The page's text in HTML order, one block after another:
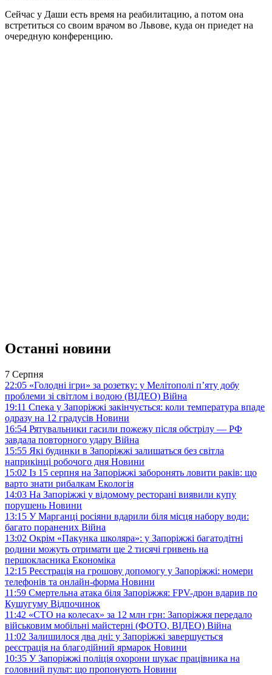
Сейчас у Даши есть время на реабилитацию, а потом она
встретиться со своим врачом во Львове, куда он приедет на
очередную конференцию.
Останні новини
7 Серпня
22:05 «Голодні ігри» за розетку: у Мелітополі п’яту добу
проблеми зі світлом і водою (ВІДЕО) Війна
19:11 Спека у Запоріжжі закінчується: коли температура впаде
одразу на 12 градусів Новини
16:54 Рятувальники гасили пожежу після обстрілу — РФ
завдала повторного удару Війна
15:55 Які будинки в Запоріжжі залишаться без світла
наприкінці робочого дня Новини
15:02 Із 15 серпня на Запоріжжі заборонять ловити раків: що
варто знати рибалкам Екологія
14:03 На Запоріжжі у відомому ресторані виявили купу
порушень Новини
13:15 У Марганці росіяни вдарили біля місця набору води:
багато поранених Війна
13:02 Окрім «Пакунка школяра»: у Запоріжжі багатодітні
родини можуть отримати ще 2 тисячі гривень на
першокласника Економіка
12:15 Реєстрація на грошову допомогу у Запоріжжі: номери
телефонів та онлайн-форма Новини
11:59 Смертельна атака біля Запоріжжя: FPV-дрон вдарив по
Кушугуму Відпочинок
11:42 «СТО на колесах» за 12 млн грн: Запоріжжя передало
військовим мобільні майстерні (ФОТО, ВІДЕО) Війна
11:02 Залишилося два дні: у Запоріжжі завершується
реєстрація на благодійний ярмарок Новини
10:35 У Запоріжжі поліція охорони шукає працівника на
головний пульт: що пропонують Новини